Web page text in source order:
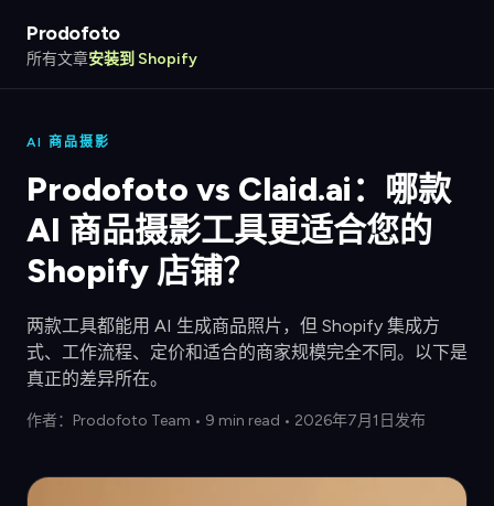
Prodofoto
所有文章安装到 Shopify
AI 商品摄影
Prodofoto vs Claid.ai：哪款
AI 商品摄影工具更适合您的
Shopify 店铺？
两款工具都能用 AI 生成商品照片，但 Shopify 集成方
式、工作流程、定价和适合的商家规模完全不同。以下是
真正的差异所在。
作者： Prodofoto Team • 9 min read • 2026年7月1日发布